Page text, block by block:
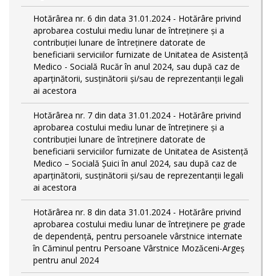
Hotărârea nr. 6 din data 31.01.2024 - Hotărâre privind
aprobarea costului mediu lunar de întreținere și a
contribuției lunare de întreținere datorate de
beneficiarii serviciilor furnizate de Unitatea de Asistență
Medico - Socială Rucăr în anul 2024, sau după caz de
aparținătorii, susținătorii și/sau de reprezentanții legali
ai acestora
Hotărârea nr. 7 din data 31.01.2024 - Hotărâre privind
aprobarea costului mediu lunar de întreținere și a
contribuției lunare de întreținere datorate de
beneficiarii serviciilor furnizate de Unitatea de Asistență
Medico – Socială Șuici în anul 2024, sau după caz de
aparținătorii, susținătorii și/sau de reprezentanții legali
ai acestora
Hotărârea nr. 8 din data 31.01.2024 - Hotărâre privind
aprobarea costului mediu lunar de întreţinere pe grade
de dependențǎ, pentru persoanele vârstnice internate
în Căminul pentru Persoane Vârstnice Mozăceni-Argeș
pentru anul 2024